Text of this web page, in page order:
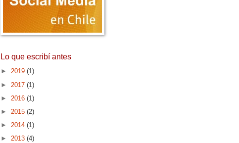
Lo que escribí antes
► 2019 (1)
► 2017 (1)
► 2016 (1)
► 2015 (2)
► 2014 (1)
► 2013 (4)